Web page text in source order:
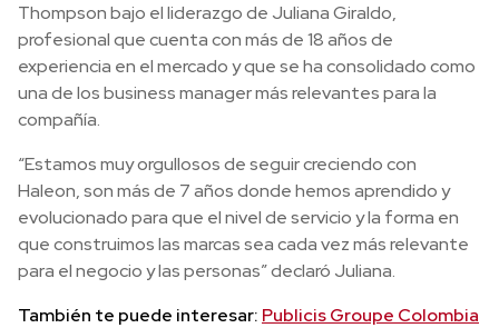
Thompson bajo el liderazgo de Juliana Giraldo,
profesional que cuenta con más de 18 años de
experiencia en el mercado y que se ha consolidado como
una de los business manager más relevantes para la
compañía.
“Estamos muy orgullosos de seguir creciendo con
Haleon, son más de 7 años donde hemos aprendido y
evolucionado para que el nivel de servicio y la forma en
que construimos las marcas sea cada vez más relevante
para el negocio y las personas” declaró Juliana.
También te puede interesar: Publicis Groupe Colombia